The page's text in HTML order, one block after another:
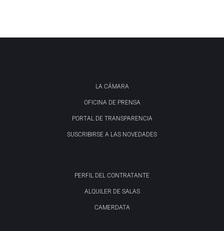
LA CÁMARA
OFICINA DE PRENSA
PORTAL DE TRANSPARENCIA
SUSCRIBIRSE A LAS NOVEDADES
PERFIL DEL CONTRATANTE
ALQUILER DE SALAS
CAMERDATA